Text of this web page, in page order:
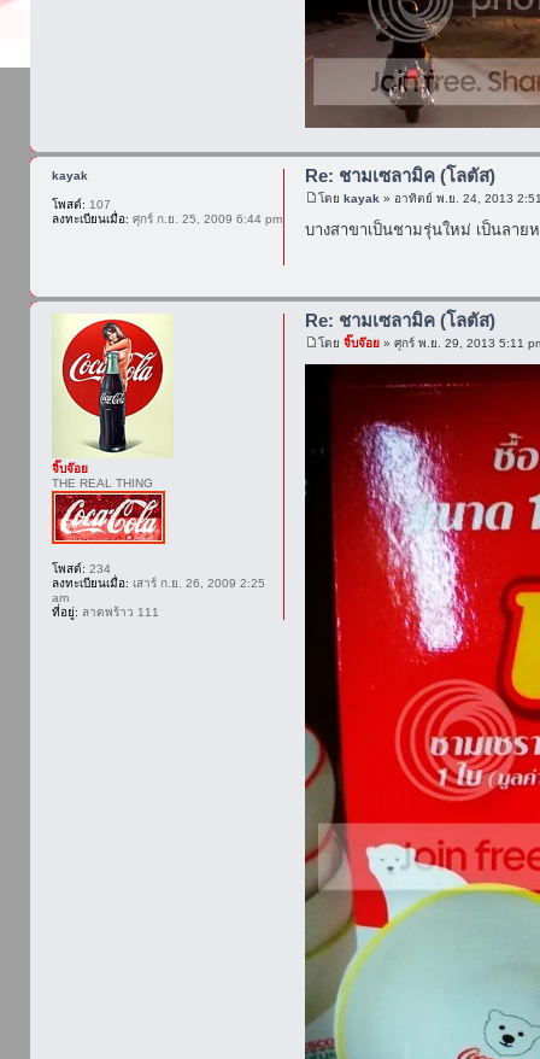
Re: ชามเซลามิค (โลตัส)
โดยkayak » อาทิตย์ พ.ย. 24, 2013
บางสาขาเป็นชามรุ่นใหม่ เป็นลา
kayak
โพสต์: 107
ลงทะเบียนเมื่อ: ศุกร์ ก.ย. 25, 2009 6:44 pm
Re: ชามเซลามิค (โลตัส)
โดยจิ๊บจ๊อย » ศุกร์ พ.ย. 29, 2013 5:11
จิ๊บจ๊อย
THE REAL THING
โพสต์: 234
ลงทะเบียนเมื่อ: เสาร์ ก.ย. 26, 2009 2:25
am
ที่อยู่: ลาดพร้าว 111